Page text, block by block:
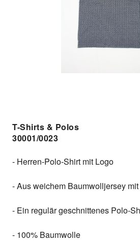
T-Shirts & Polos
30001/0023
- Herren-Polo-Shirt mit Logo
- Aus weichem Baumwolljersey
- Ein regulär geschnittenes Polo-
- 100% Baumwolle